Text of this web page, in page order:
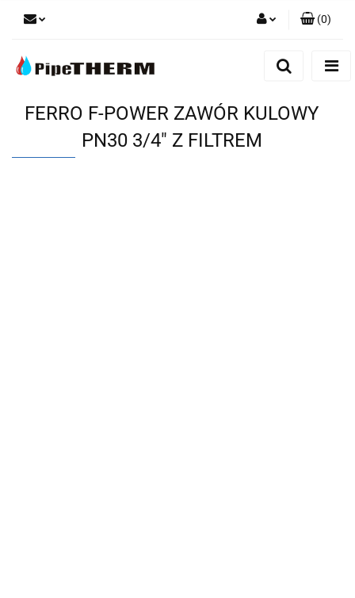
Dodaj zgłoszenie
(0)
FERRO F-POWER ZAWÓR KULOWY
PN30 3/4" Z FILTREM